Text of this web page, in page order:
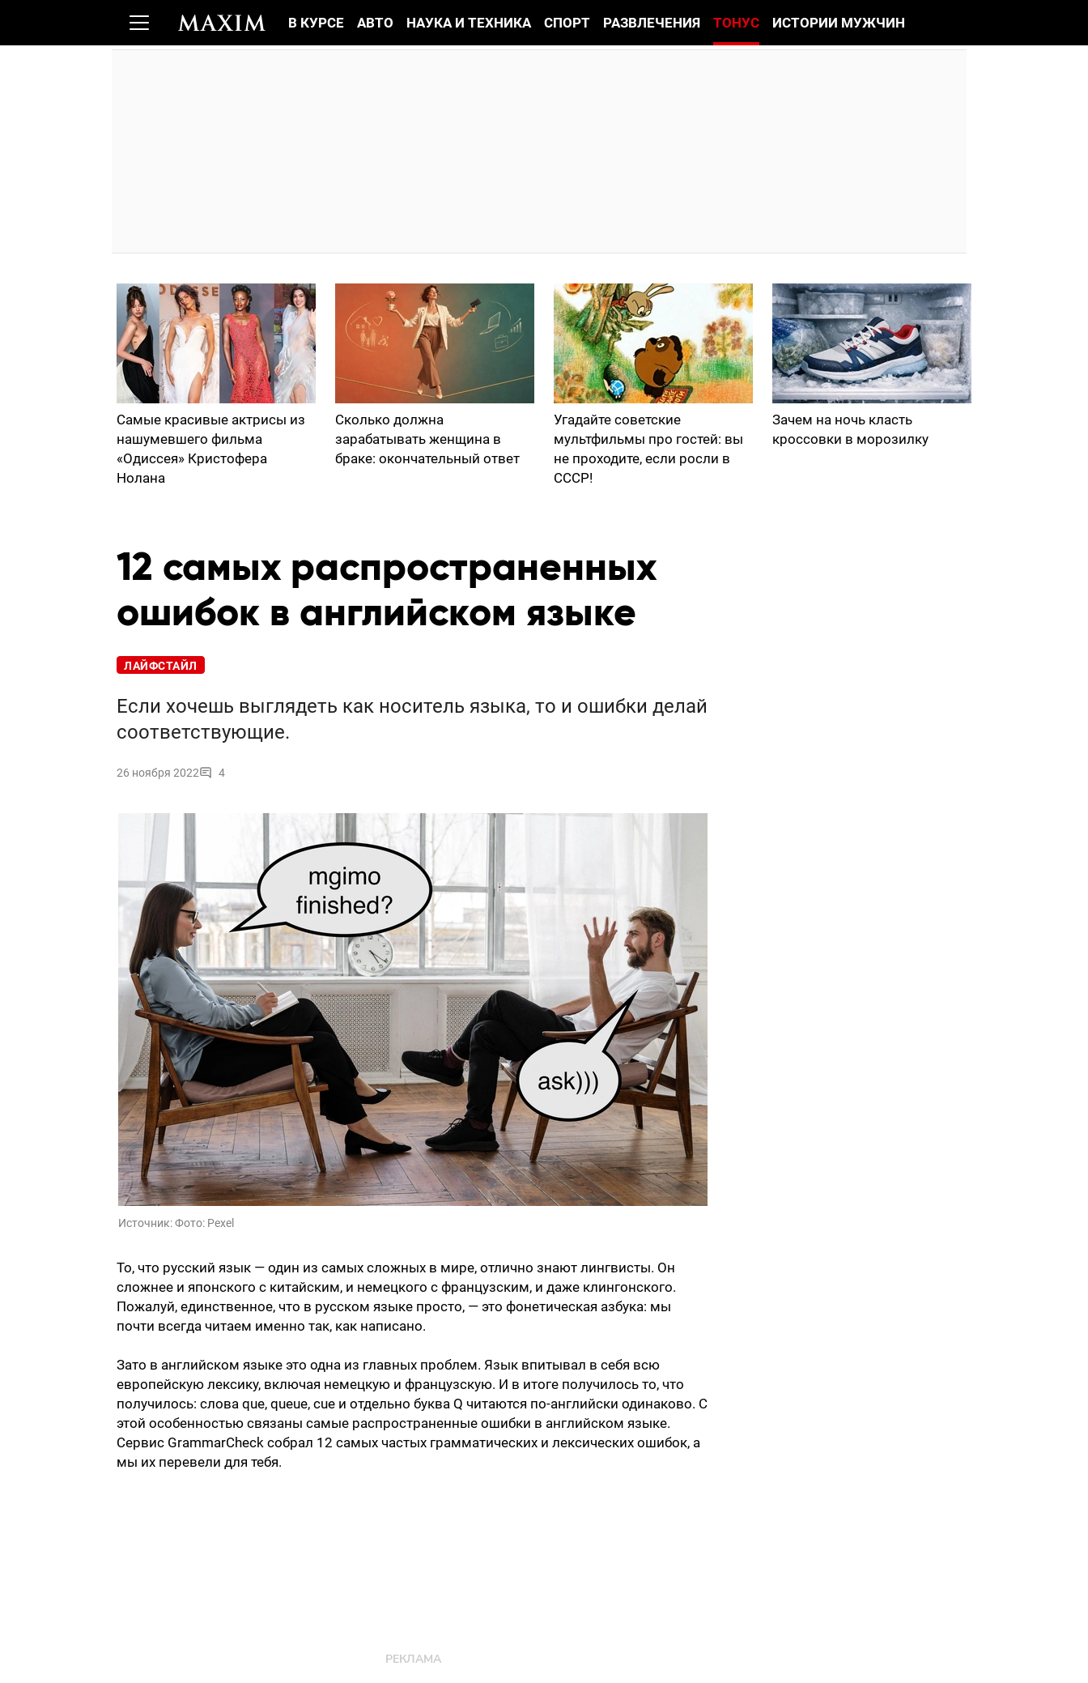
В КУРСЕ АВТО НАУКА И ТЕХНИКА СПОРТ РАЗВЛЕЧЕНИЯ ТОНУС ИСТОРИИ МУЖЧИН
Самые красивые актрисы из
нашумевшего фильма
«Одиссея» Кристофера
Нолана
Сколько должна
зарабатывать женщина в
браке: окончательный ответ
Угадайте советские
мультфильмы про гостей: вы
не проходите, если росли в
СССР!
Зачем на ночь класть
кроссовки в морозилку
12 самых распространенных
ошибок в английском языке
ЛАЙФСТАЙЛ
Если хочешь выглядеть как носитель языка, то и ошибки делай
соответствующие.
26 ноября 2022 4
Источник:Фото: Pexel
То, что русский язык — один из самых сложных в мире, отлично знают лингвисты. Он
сложнее и японского с китайским, и немецкого с французским, и даже клингонского.
Пожалуй, единственное, что в русском языке просто, — это фонетическая азбука: мы
почти всегда читаем именно так, как написано.
Зато в английском языке это одна из главных проблем. Язык впитывал в себя всю
европейскую лексику, включая немецкую и французскую. И в итоге получилось то, что
получилось: слова que, queue, cue и отдельно буква Q читаются по-английски одинаково. С
этой особенностью связаны самые распространенные ошибки в английском языке.
Сервис GrammarCheck собрал 12 самых частых грамматических и лексических ошибок, а
мы их перевели для тебя.